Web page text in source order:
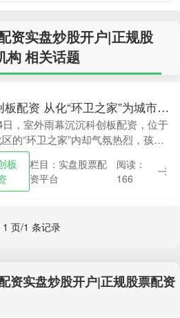
资实盘炒股开户|正规股
构 相关话题
科创板配资 从化“环卫之家”为城市美容师解决暑期子女看护难题
日，室外雨幕沉沉科创板配资，位于
的“环卫之家”内却气氛热烈，孩子
亲的陪伴下专注地挥动画笔。 这温
一幕，出现在由从化区城市管理和综
法局联....
板
栏目：实盘股票配
资平台
阅读：
166
1 页/1 条记录
资实盘炒股开户|正规股票配资